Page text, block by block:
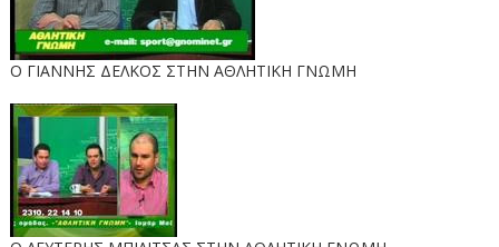
Ο ΓΙΑΝΝΗΣ ΔΕΛΚΟΣ ΣΤΗΝ ΑΘΛΗΤΙΚΗ ΓΝΩΜΗ